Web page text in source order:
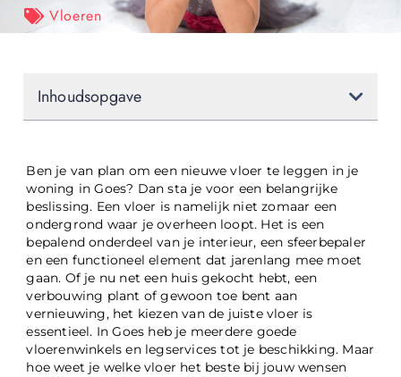
Vloeren
Ben je van plan om een nieuwe vloer te leggen in je
woning in Goes? Dan sta je voor een belangrijke
beslissing. Een vloer is namelijk niet zomaar een
ondergrond waar je overheen loopt. Het is een
bepalend onderdeel van je interieur, een sfeerbepaler
en een functioneel element dat jarenlang mee moet
gaan. Of je nu net een huis gekocht hebt, een
verbouwing plant of gewoon toe bent aan
vernieuwing, het kiezen van de juiste vloer is
essentieel. In Goes heb je meerdere goede
vloerenwinkels en legservices tot je beschikking. Maar
hoe weet je welke vloer het beste bij jouw wensen
Inhoudsopgave